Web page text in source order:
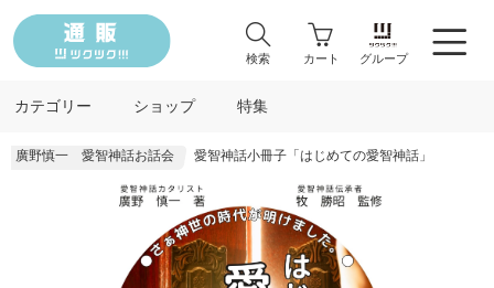
検索 カート グループ
カテゴリー ショップ 特集
廣野慎一 愛智神話お話会 愛智神話小冊子「はじめての愛智神話」